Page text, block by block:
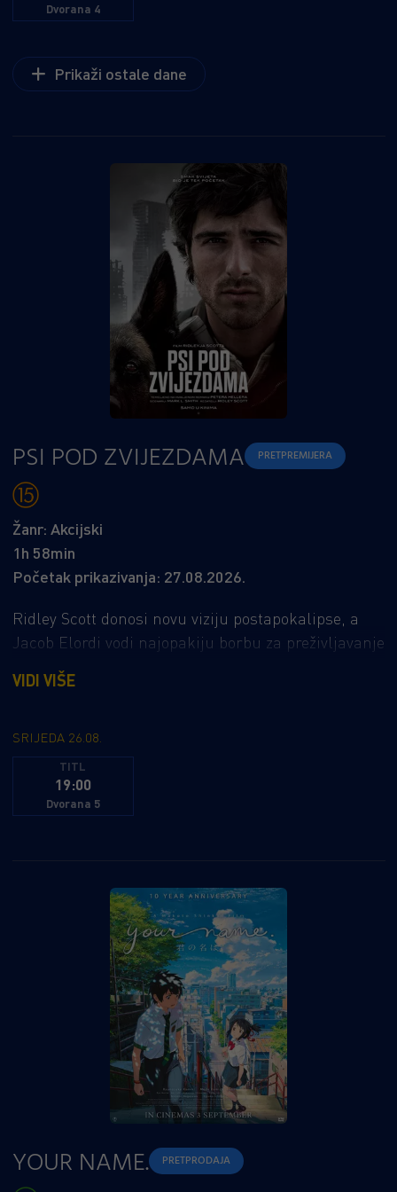
cijeli grad postane njegova sljedeća žrtva.
Dvorana 4
Prikaži ostale dane
PSI POD ZVIJEZDAMA PRETPREMIJERA
Žanr: Akcijski
1h 58min
Početak prikazivanja: 27.08.2026.
Ridley Scott donosi novu viziju postapokalipse, a
Jacob Elordi vodi najopakiju borbu za preživljavanje
nakon kraja svijeta. U postapokaliptičnom svijetu
virus je izbrisao gotovo cijelo čovječanstvo.
zvanima „Reapers“. Glavni lik Hig, pilot, preživio je
gripu, ali je izgubio svoju suprugu.
VIDI VIŠE
SRIJEDA 26.08.
TITL
19:00
Dvorana 5
YOUR NAME. PRETPRODAJA